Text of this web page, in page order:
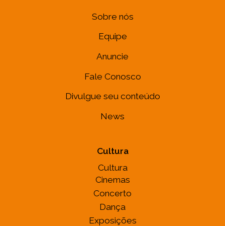
Sobre nós
Equipe
Anuncie
Fale Conosco
Divulgue seu conteúdo
News
Cultura
Cultura
Cinemas
Concerto
Dança
Exposições